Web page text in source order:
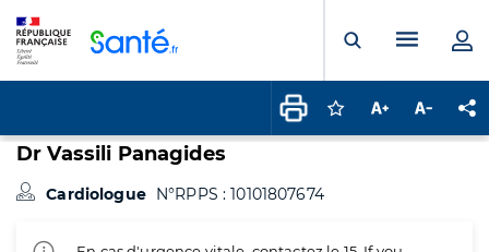
Ouvrir laMenu
Connectez-vous
Augmenter la
Dr Vassili Panagides
Cardiologue N°RPPS : 10101807674